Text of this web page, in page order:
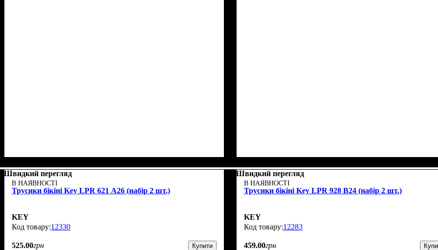
Швидкий перегляд
В НАЯВНОСТІ
Трусики бікіні Key LPR 621 А26 (набір 2 шт.)
KEY
12330
525.00грн Купити
Швидкий перегляд
В НАЯВНОСТІ
Трусики бікіні Key LPR 928 В24 (набір 2 шт.)
KEY
12283
459.00грн